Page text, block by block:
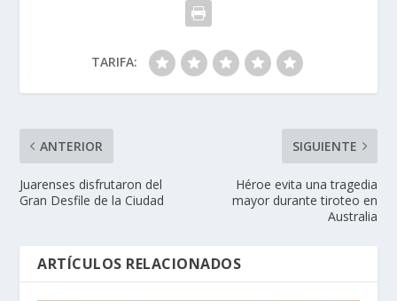
TARIFA:
ANTERIOR
Juarenses disfrutaron del
Gran Desfile de la Ciudad
SIGUIENTE
Héroe evita una tragedia
mayor durante tiroteo en
Australia
ARTÍCULOS RELACIONADOS